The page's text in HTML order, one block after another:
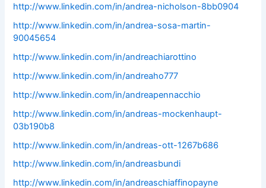
http://www.linkedin.com/in/andrea-nicholson-8bb0904
http://www.linkedin.com/in/andrea-sosa-martin-
90045654
http://www.linkedin.com/in/andreachiarottino
http://www.linkedin.com/in/andreaho777
http://www.linkedin.com/in/andreapennacchio
http://www.linkedin.com/in/andreas-mockenhaupt-
03b190b8
http://www.linkedin.com/in/andreas-ott-1267b686
http://www.linkedin.com/in/andreasbundi
http://www.linkedin.com/in/andreaschiaffinopayne